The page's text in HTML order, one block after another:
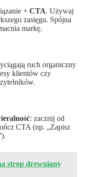
+ CTA. Używaj
zasięgu. Spójna
markę.
ruch organiczny
klientów czy
: zacznij od
CTA (np. „Zapisz
strop drewniany